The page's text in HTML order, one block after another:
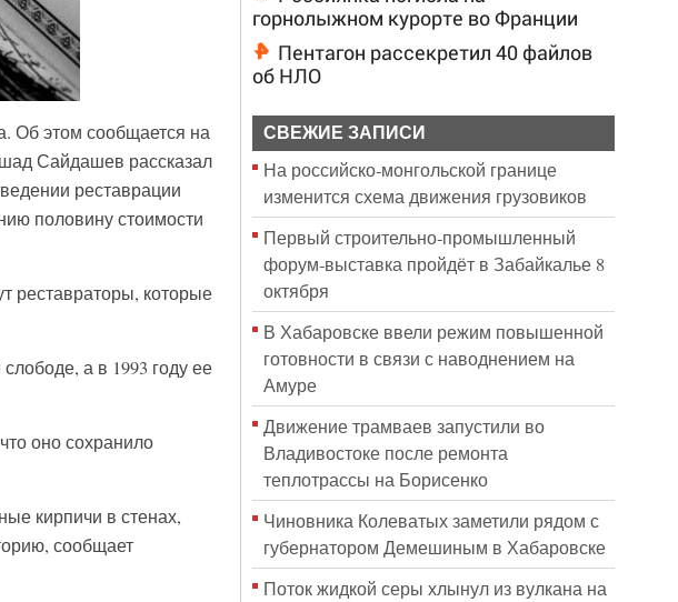
Об этом сообщается на
Сайдашев рассказал
реставрации
половину стоимости
реставраторы, которые
а в 1993 году ее
оно сохранило
кирпичи в стенах,
сообщает
горнолыжном курорте во Франции
Пентагон рассекретил 40 файлов
об НЛО
СВЕЖИЕ ЗАПИСИ
На российско‑монгольской границе
изменится схема движения грузовиков
Первый строительно‑промышленный
форум‑выставка пройдёт в Забайкалье 8
октября
В Хабаровске ввели режим повышенной
готовности в связи с наводнением на
Амуре
Движение трамваев запустили во
Владивостоке после ремонта
теплотрассы на Борисенко
Чиновника Колеватых заметили рядом с
губернатором Демешиным в Хабаровске
Поток жидкой серы хлынул из вулкана на